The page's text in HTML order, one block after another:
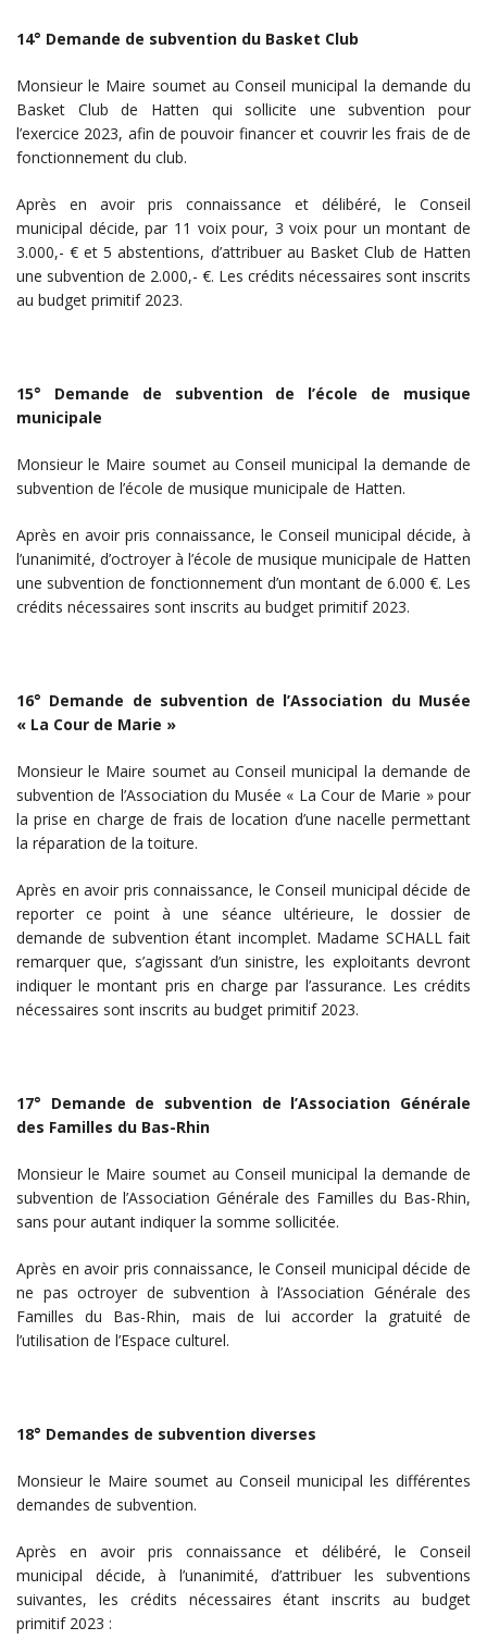
14° Demande de subvention du Basket Club
Monsieur le Maire soumet au Conseil municipal la demande du
Basket Club de Hatten qui sollicite une subvention pour
l’exercice 2023, afin de pouvoir financer et couvrir les frais de de
fonctionnement du club.
Après en avoir pris connaissance et délibéré, le Conseil
municipal décide, par 11 voix pour, 3 voix pour un montant de
3.000,- € et 5 abstentions, d’attribuer au Basket Club de Hatten
une subvention de 2.000,- €. Les crédits nécessaires sont inscrits
au budget primitif 2023.
15° Demande de subvention de l’école de musique
municipale
Monsieur le Maire soumet au Conseil municipal la demande de
subvention de l’école de musique municipale de Hatten.
Après en avoir pris connaissance, le Conseil municipal décide, à
l’unanimité, d’octroyer à l’école de musique municipale de Hatten
une subvention de fonctionnement d’un montant de 6.000 €. Les
crédits nécessaires sont inscrits au budget primitif 2023.
16° Demande de subvention de l’Association du Musée
« La Cour de Marie »
Monsieur le Maire soumet au Conseil municipal la demande de
subvention de l’Association du Musée « La Cour de Marie » pour
la prise en charge de frais de location d’une nacelle permettant
la réparation de la toiture.
Après en avoir pris connaissance, le Conseil municipal décide de
reporter ce point à une séance ultérieure, le dossier de
demande de subvention étant incomplet. Madame SCHALL fait
remarquer que, s’agissant d’un sinistre, les exploitants devront
indiquer le montant pris en charge par l’assurance. Les crédits
nécessaires sont inscrits au budget primitif 2023.
17° Demande de subvention de l’Association Générale
des Familles du Bas-Rhin
Monsieur le Maire soumet au Conseil municipal la demande de
subvention de l’Association Générale des Familles du Bas-Rhin,
sans pour autant indiquer la somme sollicitée.
Après en avoir pris connaissance, le Conseil municipal décide de
ne pas octroyer de subvention à l’Association Générale des
Familles du Bas-Rhin, mais de lui accorder la gratuité de
l’utilisation de l’Espace culturel.
18° Demandes de subvention diverses
Monsieur le Maire soumet au Conseil municipal les différentes
demandes de subvention.
Après en avoir pris connaissance et délibéré, le Conseil
municipal décide, à l’unanimité, d’attribuer les subventions
suivantes, les crédits nécessaires étant inscrits au budget
primitif 2023 :